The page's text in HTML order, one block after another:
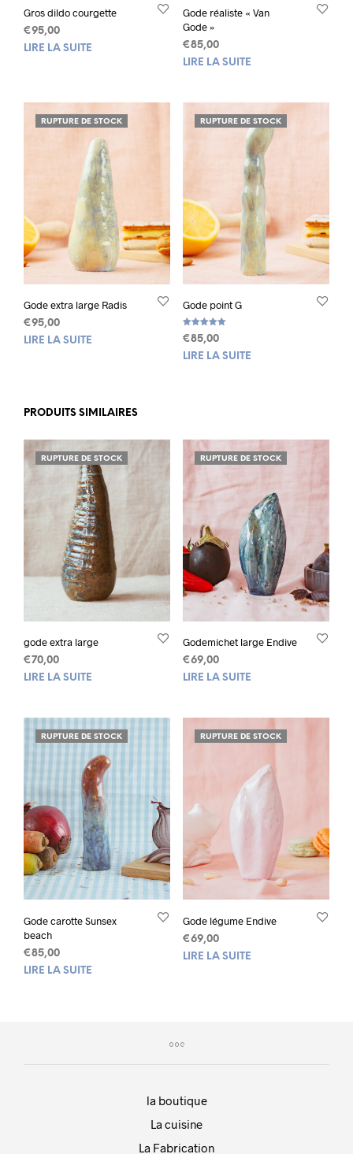
Gros dildo courgette
€95,00
LIRE LA SUITE
Gode réaliste « Van
Gode »
€85,00
LIRE LA SUITE
RUPTURE DE STOCK
Gode extra large Radis
€95,00
LIRE LA SUITE
RUPTURE DE STOCK
Gode point G
Note
5.00
€85,00
LIRE LA SUITE
PRODUITS SIMILAIRES
RUPTURE DE STOCK
gode extra large
€70,00
LIRE LA SUITE
RUPTURE DE STOCK
Godemichet large Endive
€69,00
LIRE LA SUITE
RUPTURE DE STOCK
Gode carotte Sunsex
beach
€85,00
LIRE LA SUITE
RUPTURE DE STOCK
Gode légume Endive
€69,00
LIRE LA SUITE
la boutique
La cuisine
La Fabrication